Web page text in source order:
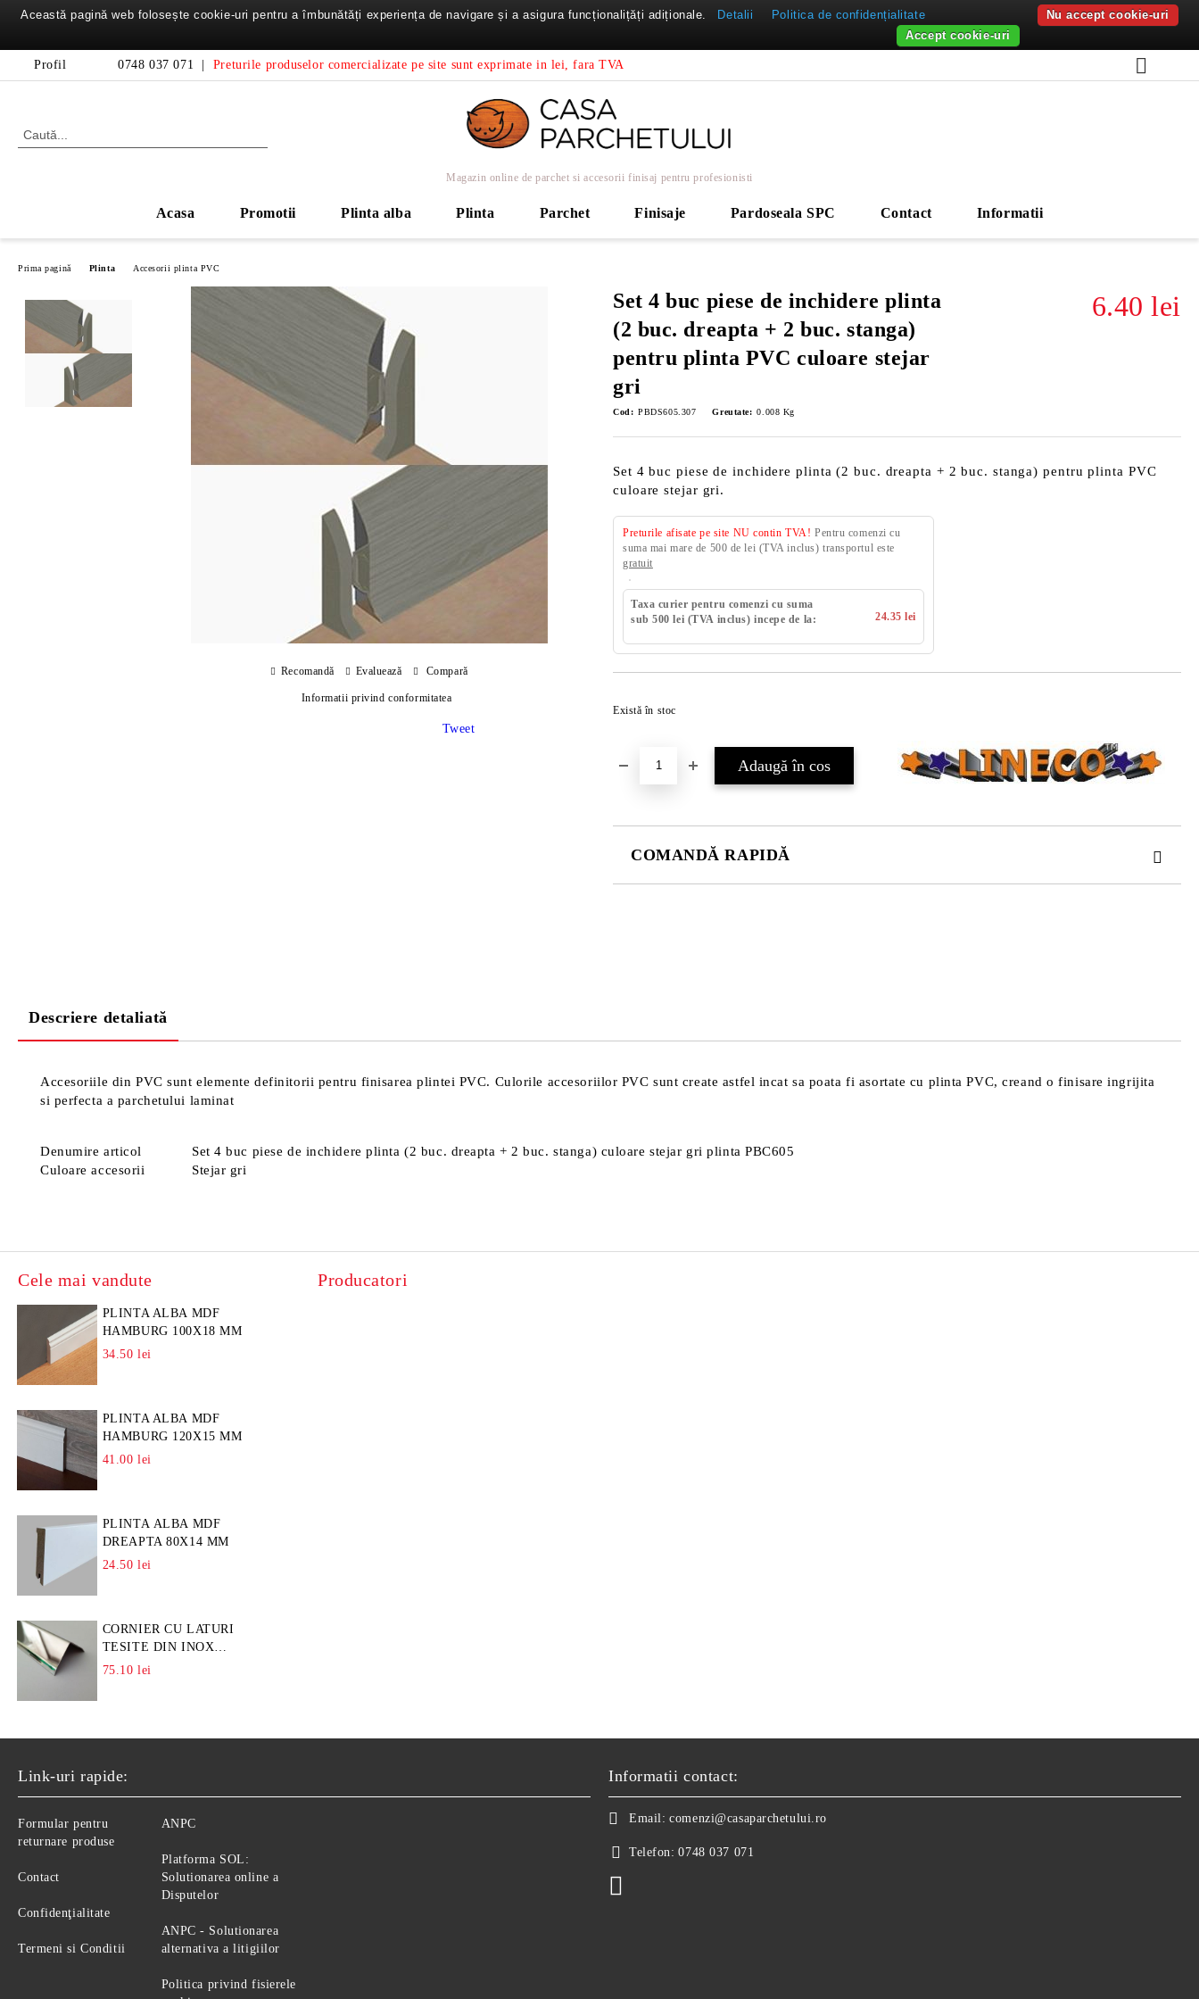
Profil 0748 037 071 Preturile produselor comercializate pe site sunt exprimate in lei, fara TVA
Magazin online de parchet si accesorii finisaj pentru profesionisti
Acasa Promotii Plinta alba Plinta Parchet Finisaje Pardoseala SPC Contact Informatii
Prima pagină Plinta Accesorii plinta PVC
Set 4 buc piese de inchidere plinta
(2 buc. dreapta + 2 buc. stanga)
pentru plinta PVC culoare stejar
gri
6.40 lei
Cod: PBDS605.307 Greutate: 0.008 Kg
Set 4 buc piese de inchidere plinta (2 buc. dreapta + 2 buc. stanga) pentru plinta PVC
culoare stejar gri.
Preturile afisate pe site NU contin TVA! Pentru comenzi cu
suma mai mare de 500 de lei (TVA inclus) transportul este
gratuit
Taxa curier pentru comenzi cu suma
sub 500 lei (TVA inclus) incepe de la:
24.35 lei
Există în stoc
COMANDĂ RAPIDĂ
Recomandă Evaluează Compară
Informatii privind conformitatea
Tweet
Descriere detaliată
Accesoriile din PVC sunt elemente definitorii pentru finisarea plintei PVC. Culorile accesoriilor PVC sunt create astfel incat sa poata fi asortate cu plinta PVC, creand o finisare ingrijita
si perfecta a parchetului laminat
Denumire articol
Set 4 buc piese de inchidere plinta (2 buc. dreapta + 2 buc. stanga) culoare stejar gri plinta PBC605
Culoare accesorii
Stejar gri
Cele mai vandute
PLINTA ALBA MDF
HAMBURG 100X18 MM
34.50 lei
PLINTA ALBA MDF
HAMBURG 120X15 MM
41.00 lei
PLINTA ALBA MDF
DREAPTA 80X14 MM
24.50 lei
CORNIER CU LATURI
TESITE DIN INOX
L=A=25MM
75.10 lei
Producatori
Link-uri rapide:
Formular pentru
returnare produse
Contact
Confidenţialitate
Termeni si Conditii
ANPC
Platforma SOL:
Solutionarea online a
Disputelor
ANPC - Solutionarea
alternativa a litigiilor
Politica privind fisierele
Informatii contact:
Email: comenzi@casaparchetului.ro
Telefon: 0748 037 071
Această pagină web folosește cookie-uri pentru a îmbunătăți experiența de navigare și a asigura funcționalițăți adiționale. Detalii Politica de confidențialitate
Nu accept cookie-uri
Accept cookie-uri